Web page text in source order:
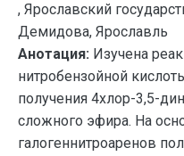
, Ярославский
Демидова, Ярославль
Анотация: Изучена
нитробензойной
получения 4хлор-3,5-
сложного эфира. На
галогеннитроаренов